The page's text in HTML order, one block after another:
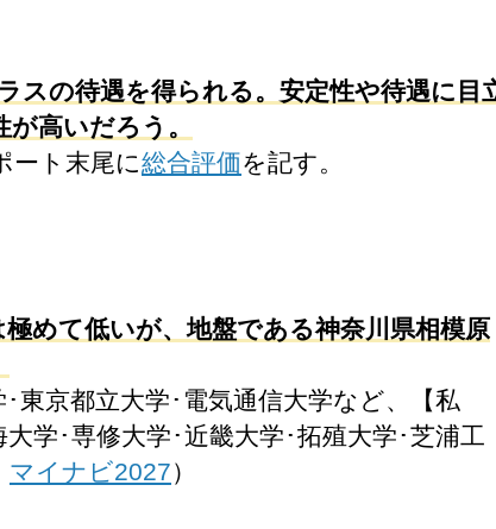
スの待遇を得られる。安定性や待遇に目
高いだろう。
ート末尾に総合評価を記す。
めて低いが、地盤である神奈川県相模原
東京都立大学･電気通信大学など、【私
学･専修大学･近畿大学･拓殖大学･芝浦工
マイナビ2027）